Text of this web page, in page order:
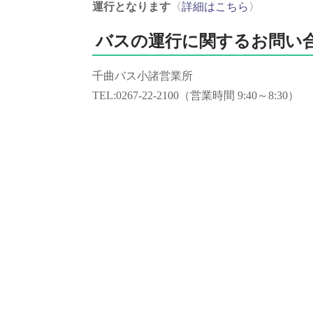
運行となります 〈詳細はこちら 〉
バスの運行に関するお問い
千曲バス小諸営業所
TEL:0267-22-2100（営業時間 9:40～8:30）